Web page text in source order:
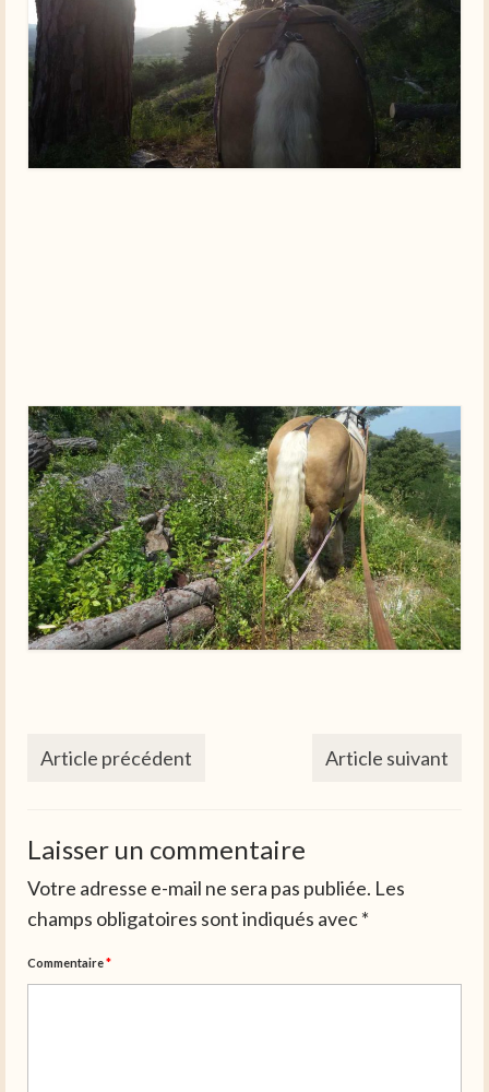
Article précédent Article suivant
Laisser un commentaire
Votre adresse e-mail ne sera pas publiée. Les
champs obligatoires sont indiqués avec*
Commentaire*